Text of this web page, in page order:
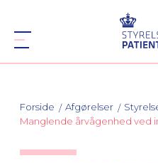
Forside Afgørelser
Manglende årvågenhed ved